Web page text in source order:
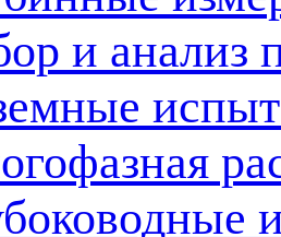
и анализ